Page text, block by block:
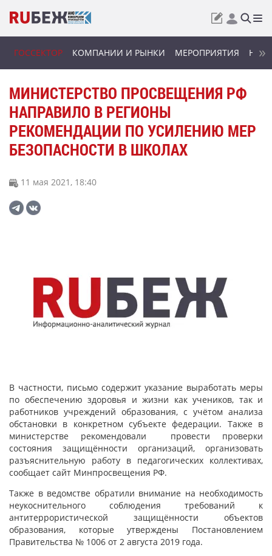
ГОССЕКТОР КОМПАНИИ И РЫНКИ МЕРОПРИЯТИЯ
МИНИСТЕРСТВО ПРОСВЕЩЕНИЯ РФ
НАПРАВИЛО В РЕГИОНЫ
РЕКОМЕНДАЦИИ ПО УСИЛЕНИЮ МЕР
БЕЗОПАСНОСТИ В ШКОЛАХ
11 мая 2021, 18:40
В частности, письмо содержит указание выработать меры
по обеспечению здоровья и жизни как учеников, так и
работников учреждений образования, с учётом анализа
обстановки в конкретном субъекте федерации. Также в
министерстве рекомендовали провести проверки
состояния защищённости организаций, организовать
разъяснительную работу в педагогических коллективах,
сообщает сайт Минпросвещения РФ.
Также в ведомстве обратили внимание на необходимость
неукоснительного соблюдения требований к
антитеррористической защищённости объектов
образования, которые утверждены Постановлением
Правительства № 1006 от 2 августа 2019 года.